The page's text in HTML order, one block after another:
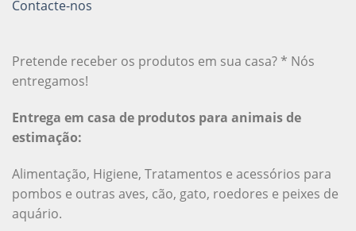
Contacte-nos
Pretende receber os produtos em sua casa? * Nós
entregamos!
Entrega em casa de produtos para animais de
estimação:
Alimentação, Higiene, Tratamentos e acessórios para
pombos e outras aves, cão, gato, roedores e peixes de
aquário.